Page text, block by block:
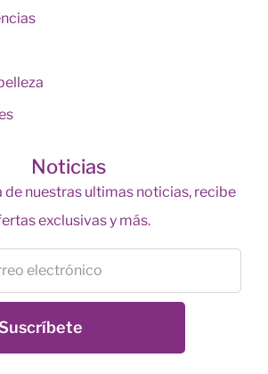
Noticias
de nuestras ultimas noticias, recibe
exclusivas y más.